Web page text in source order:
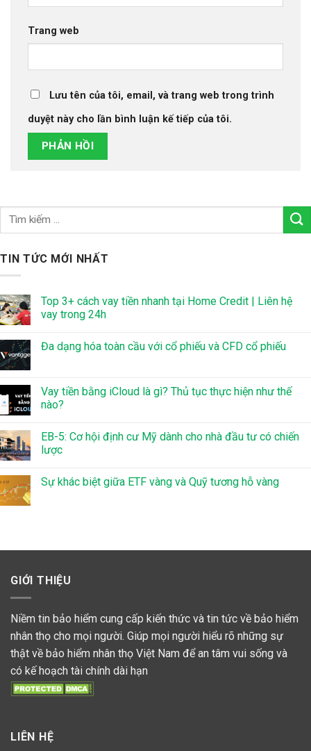
Trang web
Lưu tên của tôi, email, và trang web trong trình
duyệt này cho lần bình luận kế tiếp của tôi.
TIN TỨC MỚI NHẤT
Top 3+ cách vay tiền nhanh tại Home Credit | Liên hệ
vay trong 24h
Đa dạng hóa toàn cầu với cổ phiếu và CFD cổ phiếu
Vay tiền bằng iCloud là gì? Thủ tục thực hiện như thế
nào?
EB-5: Cơ hội định cư Mỹ dành cho nhà đầu tư có chiến
lược
Sự khác biệt giữa ETF vàng và Quỹ tương hỗ vàng
GIỚI THIỆU
Niềm tin bảo hiểm cung cấp kiến thức và tin tức về bảo hiểm
nhân thọ cho mọi người. Giúp mọi người hiểu rõ những sự
thật về bảo hiểm nhân thọ Việt Nam để an tâm vui sống và
có kế hoạch tài chính dài hạn
LIÊN HỆ